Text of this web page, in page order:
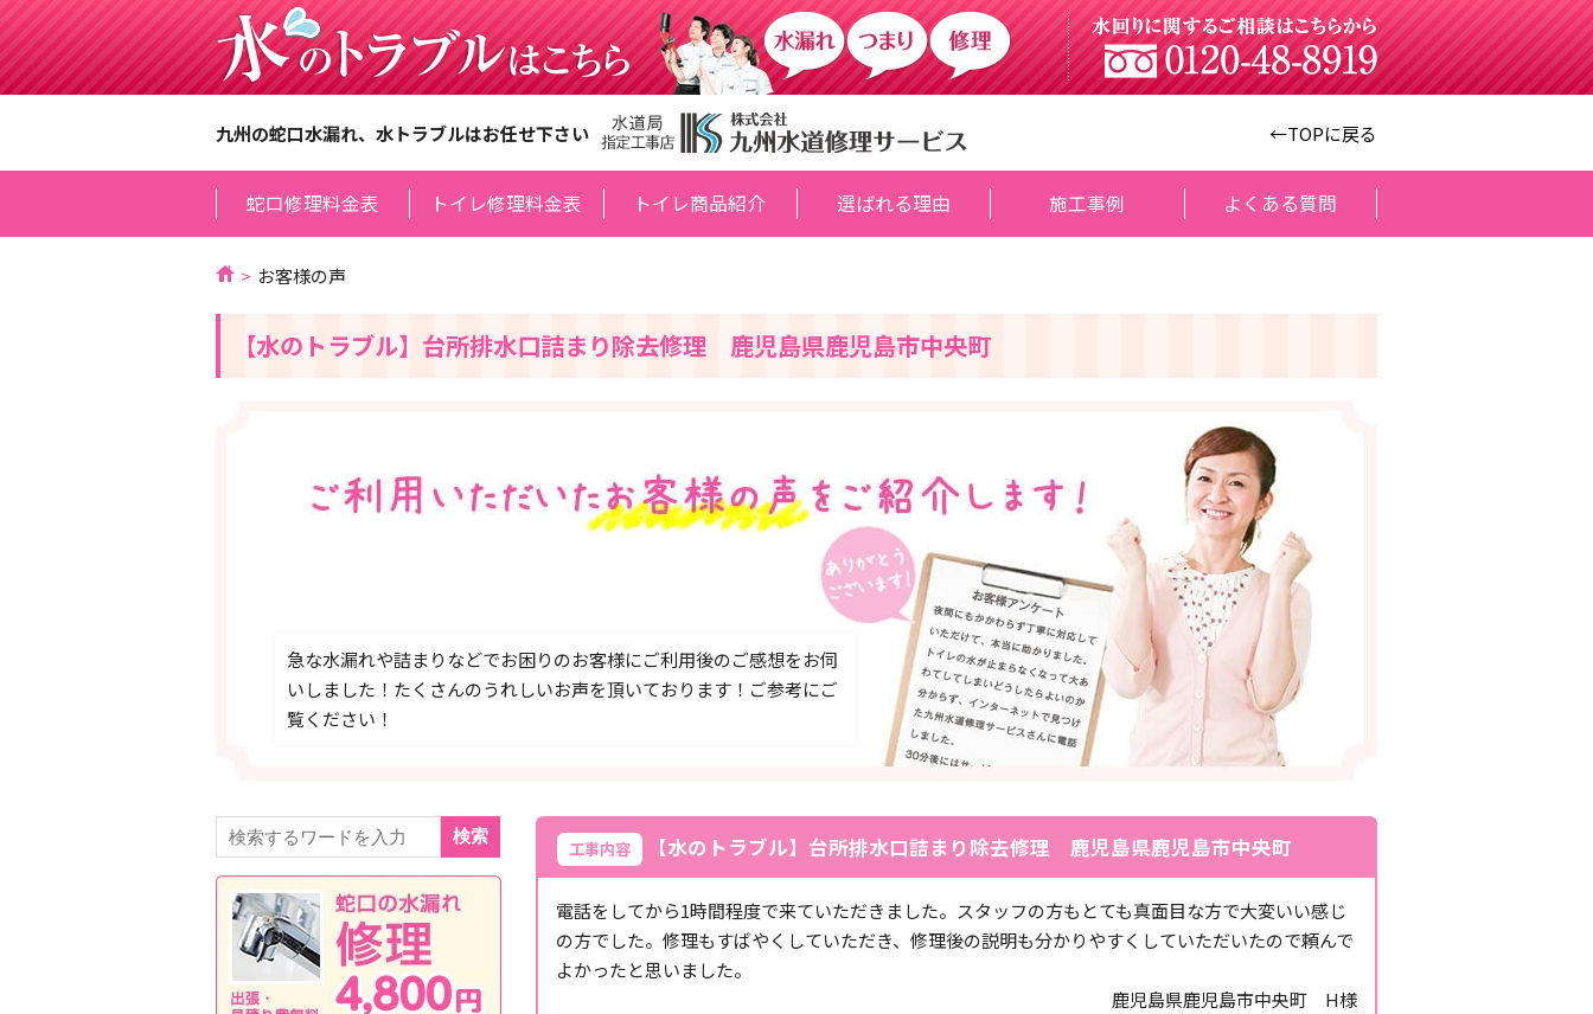
九州の蛇口水漏れ、水トラブルはお任せ下さい ←TOPに戻る
蛇口修理料金表 トイレ修理料金表 トイレ商品紹介 選ばれる理由 施工事例 よくある質問
お客様の声
【水のトラブル】台所排水口詰まり除去修理 鹿児島県鹿児島市中央町
急な水漏れや詰まりなどでお困りのお客様にご利用後のご感想をお伺
いしました！たくさんのうれしいお声を頂いております！ご参考にご
覧ください！
工事内容 【水のトラブル】台所排水口詰まり除去修理 鹿児島県鹿児島市中央町
電話をしてから1時間程度で来ていただきました。スタッフの方もとても真面目な方で大変いい感じ
の方でした。修理もすばやくしていただき、修理後の説明も分かりやすくしていただいたので頼んで
よかったと思いました。
鹿児島県鹿児島市中央町 H様
検索